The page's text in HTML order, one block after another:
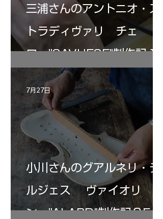
三浦さんのアントニオ・ス
トラディヴァリ チェ
ロ ”SAVUESE"制作記１2
小川さんのグアルネリ・デ
ルジェス ヴァイオリ
ン ”ALARD"制作記３5
7月27日